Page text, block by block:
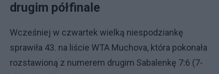
drugim półfinale
Wcześniej w czwartek wielką niespodziankę
sprawiła 43. na liście WTA Muchova, która pokonała
rozstawioną z numerem drugim Sabalenkę 7:6 (7-